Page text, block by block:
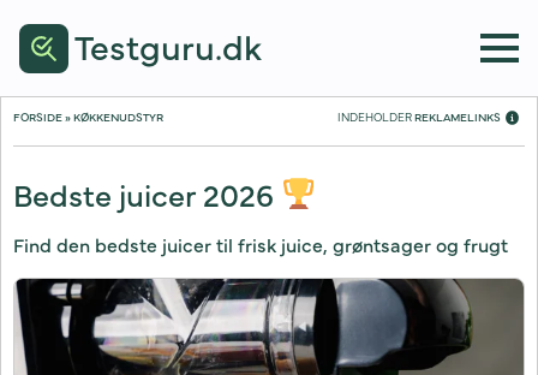
Testguru.dk
FORSIDE»KØKKENUDSTYR INDEHOLDER REKLAMELINKS
Bedste juicer 2026
Find den bedste juicer til frisk juice, grøntsager og frugt